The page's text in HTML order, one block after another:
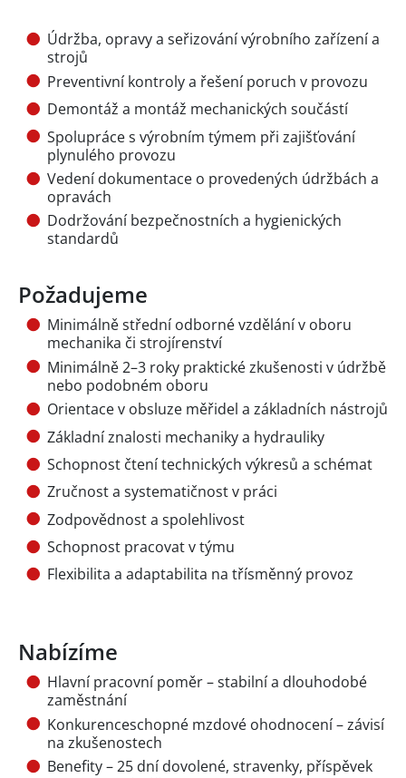
Údržba, opravy a seřizování výrobního zařízení a
strojů
Preventivní kontroly a řešení poruch v provozu
Demontáž a montáž mechanických součástí
Spolupráce s výrobním týmem při zajišťování
plynulého provozu
Vedení dokumentace o provedených údržbách a
opravách
Dodržování bezpečnostních a hygienických
standardů
Požadujeme
Minimálně střední odborné vzdělání v oboru
mechanika či strojírenství
Minimálně 2–3 roky praktické zkušenosti v údržbě
nebo podobném oboru
Orientace v obsluze měřidel a základních nástrojů
Základní znalosti mechaniky a hydrauliky
Schopnost čtení technických výkresů a schémat
Zručnost a systematičnost v práci
Zodpovědnost a spolehlivost
Schopnost pracovat v týmu
Flexibilita a adaptabilita na třísměnný provoz
Nabízíme
Hlavní pracovní poměr – stabilní a dlouhodobé
zaměstnání
Konkurenceschopné mzdové ohodnocení – závisí
na zkušenostech
Benefity – 25 dní dovolené, stravenky, příspěvek